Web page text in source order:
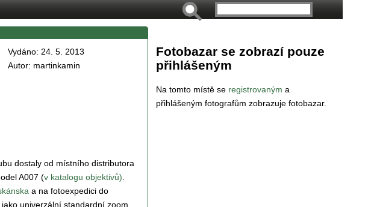
Vydáno: 24. 5. 2013
Autor: martinkamin
dostaly od místního distributora
A007 (v katalogu objektivů)
a na fotoexpedici do
univerzální standardní zoom.
Fotobazar se zobrazí pouze
přihlášeným
Na tomto místě se registrovaným a
přihlášeným fotografům zobrazuje fotobazar.